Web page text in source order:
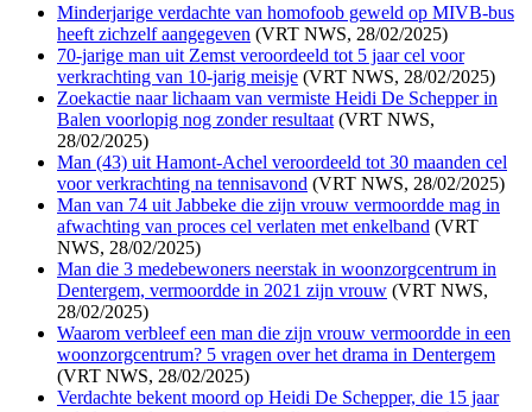
Minderjarige verdachte van homofoob geweld op MIVB-bus
heeft zichzelf aangegeven (VRT NWS, 28/02/2025)
70-jarige man uit Zemst veroordeeld tot 5 jaar cel voor
verkrachting van 10-jarig meisje (VRT NWS, 28/02/2025)
Zoekactie naar lichaam van vermiste Heidi De Schepper in
Balen voorlopig nog zonder resultaat (VRT NWS,
28/02/2025)
Man (43) uit Hamont-Achel veroordeeld tot 30 maanden cel
voor verkrachting na tennisavond (VRT NWS, 28/02/2025)
Man van 74 uit Jabbeke die zijn vrouw vermoordde mag in
afwachting van proces cel verlaten met enkelband (VRT
NWS, 28/02/2025)
Man die 3 medebewoners neerstak in woonzorgcentrum in
Dentergem, vermoordde in 2021 zijn vrouw (VRT NWS,
28/02/2025)
Waarom verbleef een man die zijn vrouw vermoordde in een
woonzorgcentrum? 5 vragen over het drama in Dentergem
(VRT NWS, 28/02/2025)
Verdachte bekent moord op Heidi De Schepper, die 15 jaar